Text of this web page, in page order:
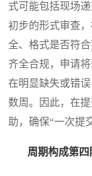
式可能包括现场
初步的形式审查
全、格式是否符
齐全合规，申请
在明显缺失或错
数周。因此，在
助，确保“一次提
周期构成第